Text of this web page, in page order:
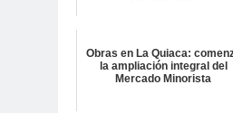
Obras en La Quiaca:
la ampliación integral del
Mercado Minorista